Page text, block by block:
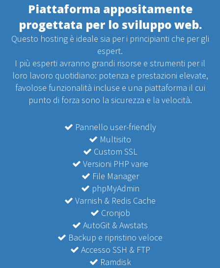
Piattaforma appositamente
progettata per lo sviluppo web.
Questo hosting è ideale sia per i principianti che per gli
espert.
I più esperti avranno grandi risorse e strumenti per il
loro lavoro quotidiano: potenza e prestazioni elevate,
favolose funzionalità incluse e una piattaforma il cui
punto di forza sono la sicurezza e la velocità.
Pannello user-friendly
Multisito
Custom SSL
Versioni PHP varie
File Manager
phpMyAdmin
Varnish & Redis Cache
Cronjob
AutoGit & Awstats
Backup e ripristino veloce
Accesso SSH & FTP
Ramdisk